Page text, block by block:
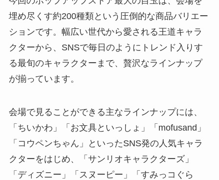
埋め尽くす約200種類という圧倒的な商品バリエー
ションです。幅広い世代から愛される王道キャラ
クターから、SNSで毎日のようにトレンド入りす
る最旬のキャラクターまで、贅沢なラインナップ
が揃っています。
会場で見ることができる主なラインナップには、
「ちいかわ」「お文具といっしょ」「mofusand」
「コウペンちゃん」といったSNS発の人気キャラ
クターをはじめ、「サンリオキャラクターズ」
「ディズニー」「スヌーピー」「すみっコぐら